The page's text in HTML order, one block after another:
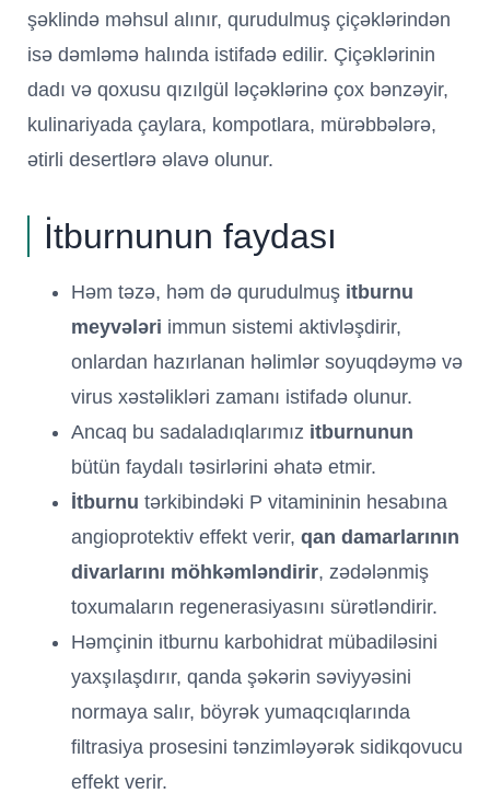
şəklində məhsul alınır, qurudulmuş çiçəklərindən
isə dəmləmə halında istifadə edilir. Çiçəklərinin
dadı və qoxusu qızılgül ləçəklərinə çox bənzəyir,
kulinariyada çaylara, kompotlara, mürəbbələrə,
ətirli desertlərə əlavə olunur.
İtburnunun faydası
Həm təzə, həm də qurudulmuş itburnu
meyvələri immun sistemi aktivləşdirir,
onlardan hazırlanan həlimlər soyuqdəymə və
virus xəstəlikləri zamanı istifadə olunur.
Ancaq bu sadaladıqlarımız itburnunun
bütün faydalı təsirlərini əhatə etmir.
İtburnu tərkibindəki P vitamininin hesabına
angioprotektiv effekt verir, qan damarlarının
divarlarını möhkəmləndirir, zədələnmiş
toxumaların regenerasiyasını sürətləndirir.
Həmçinin itburnu karbohidrat mübadiləsini
yaxşılaşdırır, qanda şəkərin səviyyəsini
normaya salır, böyrək yumaqcıqlarında
filtrasiya prosesini tənzimləyərək sidikqovucu
effekt verir.